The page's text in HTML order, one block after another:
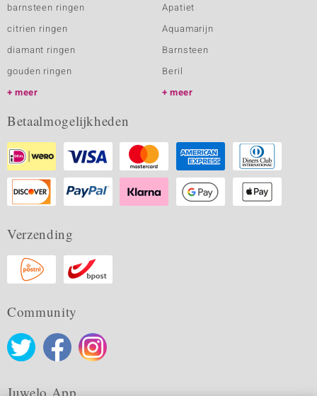
barnsteen ringen
citrien ringen
diamant ringen
gouden ringen
meer
Apatiet
Aquamarijn
Barnsteen
Beril
meer
Betaalmogelijkheden
Verzending
Community
Juwelo App